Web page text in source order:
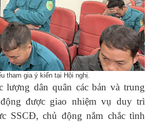
tham gia ý kiến tại Hội nghị.
lượng dân quân các bản và trung
được giao nhiệm vụ duy trì
SSCĐ, chủ động nắm chắc tình